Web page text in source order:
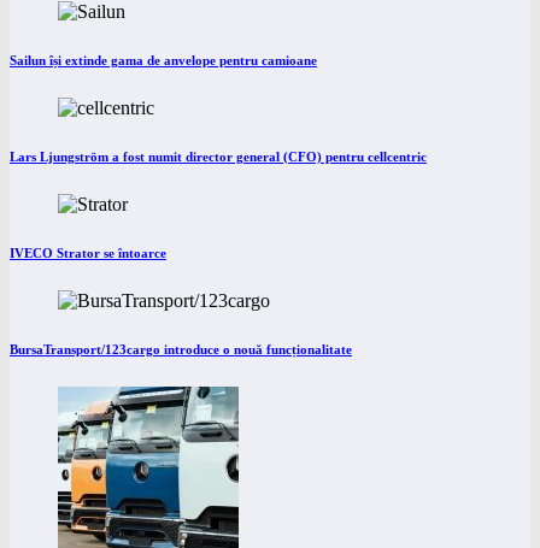
Sailun își extinde gama de anvelope pentru camioane
Lars Ljungström a fost numit director general (CFO) pentru cellcentric
IVECO Strator se întoarce
BursaTransport/123cargo introduce o nouă funcționalitate